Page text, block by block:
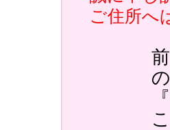
ご住所へ
の
『